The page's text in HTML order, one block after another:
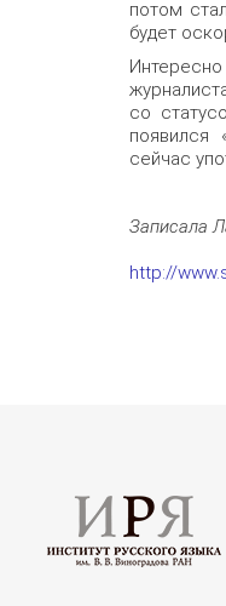
потом
будет
со
появился
сейчас
Записала
http://